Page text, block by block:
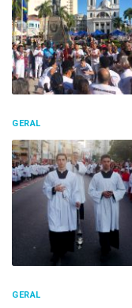
GERAL
GERAL